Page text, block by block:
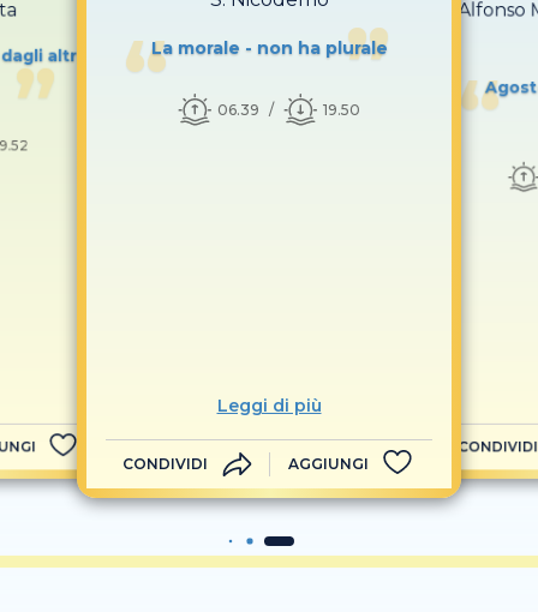
altri La morale - non ha plurale
06.39 19.50
Leggi di più
CONDIVIDI AGGIUNGI
S.
CONDIVIDI